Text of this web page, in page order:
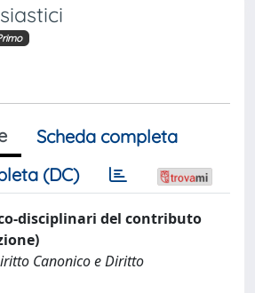
Scheda completa
(DC)
disciplinari del contributo
Canonico e Diritto